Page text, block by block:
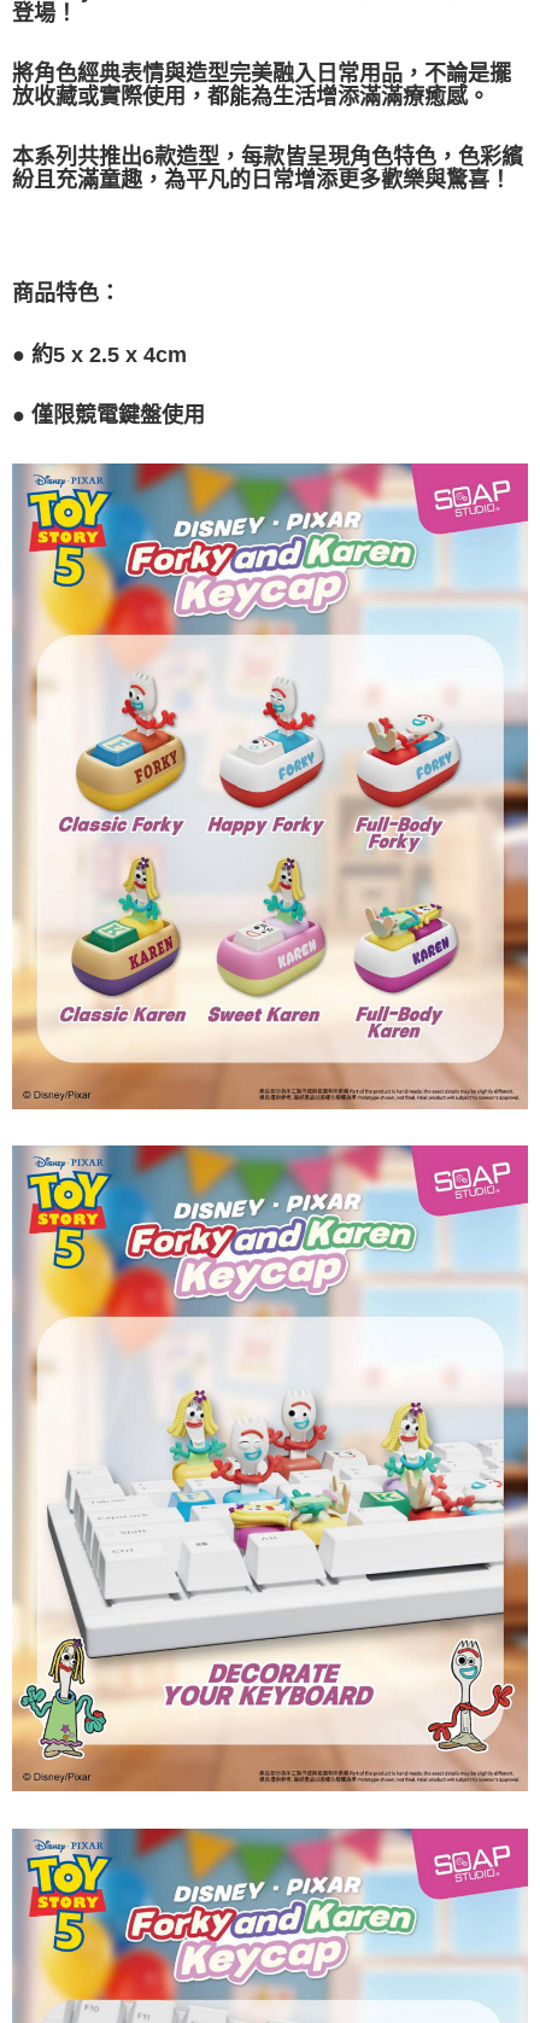
登場！
將角色經典表情與造型完美融入日常用品，不論是擺
放收藏或實際使用，都能為生活增添滿滿療癒感。
本系列共推出6款造型，每款皆呈現角色特色，色彩繽
紛且充滿童趣，為平凡的日常增添更多歡樂與驚喜！
商品特色：
● 約5 x 2.5 x 4cm
● 僅限競電鍵盤使用